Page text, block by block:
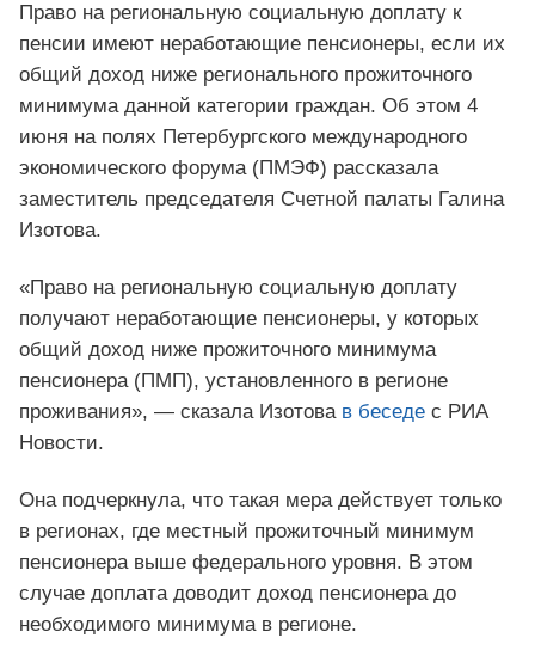
Право на региональную социальную доплату к
пенсии имеют неработающие пенсионеры, если их
общий доход ниже регионального прожиточного
минимума данной категории граждан. Об этом 4
июня на полях Петербургского международного
экономического форума (ПМЭФ) рассказала
заместитель председателя Счетной палаты Галина
Изотова.
«Право на региональную социальную доплату
получают неработающие пенсионеры, у которых
общий доход ниже прожиточного минимума
пенсионера (ПМП), установленного в регионе
проживания», — сказала Изотова в беседе с РИА
Новости.
Она подчеркнула, что такая мера действует только
в регионах, где местный прожиточный минимум
пенсионера выше федерального уровня. В этом
случае доплата доводит доход пенсионера до
необходимого минимума в регионе.